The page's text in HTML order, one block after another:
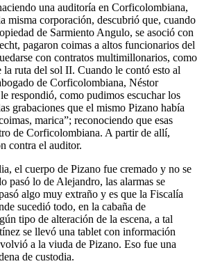
una auditoría en Corficolombiana,
misma corporación, descubrió que, cuando
de Sarmiento Angulo, se asoció con
pagaron coimas a altos funcionarios del
con contratos multimillonarios, como
la ruta del sol II. Cuando le contó esto al
de Corficolombiana, Néstor
respondió, como pudimos escuchar los
grabaciones que el mismo Pizano había
marica”; reconociendo que esas
de Corficolombiana. A partir de allí,
contra el auditor.
el cuerpo de Pizano fue cremado y no se
pasó lo de Alejandro, las alarmas se
algo muy extraño y es que la Fiscalía
sucedió todo, en la cabaña de
tipo de alteración de la escena, a tal
se llevó una tablet con información
a la viuda de Pizano. Eso fue una
de custodia.